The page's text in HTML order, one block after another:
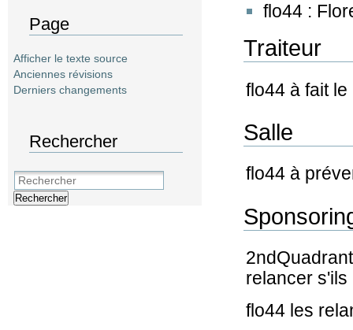
Page
Afficher le texte source
Anciennes révisions
Derniers changements
Rechercher
Rechercher
flo44 :
Traiteur
flo44 à fait
Salle
flo44 à
relancer
flo44 les